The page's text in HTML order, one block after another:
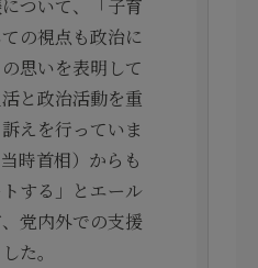
ついて、「子育
の視点も政治に
思いを表明して
と政治活動を重
えを行っていま
時首相）からも
トする」とエール
党内外での支援
た。